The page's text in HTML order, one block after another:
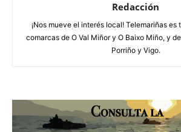
Redacción
¡Nos mueve el interés local! Telemariñas es
comarcas de O Val Miñor y O Baixo Miño, y
Porriño y Vigo.